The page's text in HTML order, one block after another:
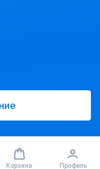
Корзина Профиль